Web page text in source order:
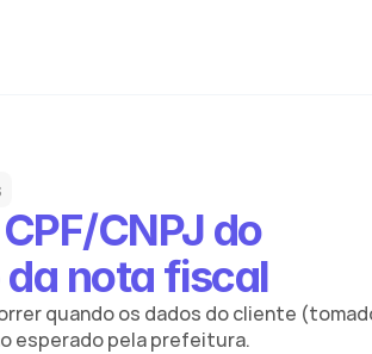
CNPJ do
nota fiscal
quando os dados do cliente
esperado pela prefeitura.